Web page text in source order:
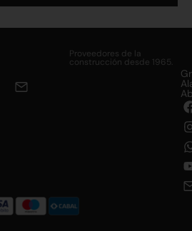
Proveedores de la
construcción desde 1965.